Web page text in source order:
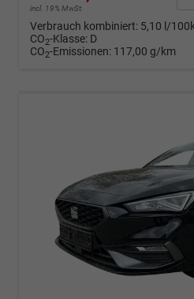
incl. 19% MwSt.
Verbrauch kombiniert: 5,10 l/
CO2-Klasse: D
CO2-Emissionen: 117,00 g/km